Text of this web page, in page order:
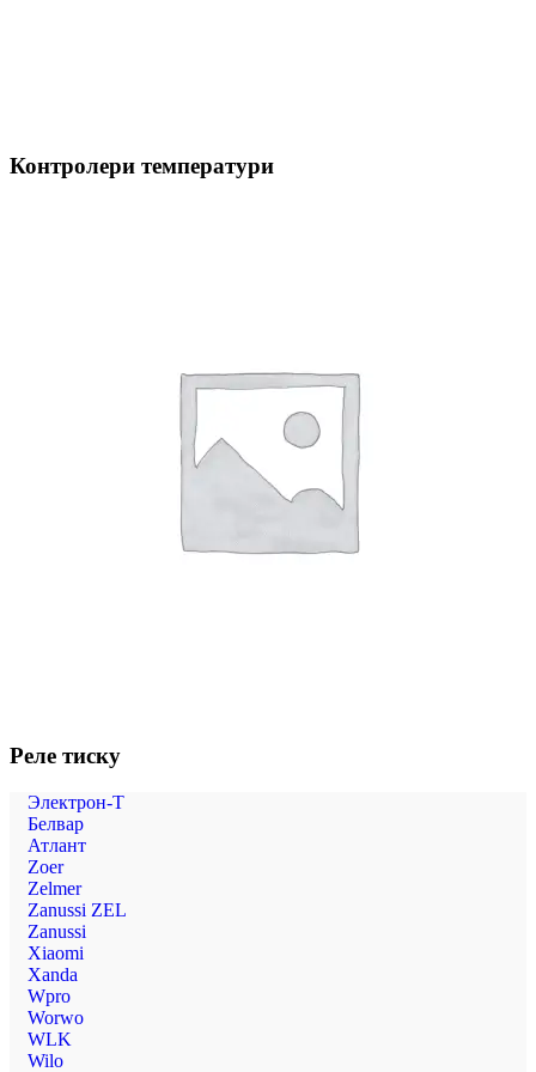
Контролери температури
Реле тиску
Электрон-Т
Белвар
Атлант
Zoer
Zelmer
Zanussi ZEL
Zanussi
Xiaomi
Xanda
Wpro
Worwo
WLK
Wilo